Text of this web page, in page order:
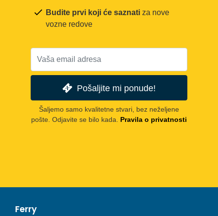
Budite prvi koji će saznati za nove
vozne redove
Pošaljite mi ponude!
Šaljemo samo kvalitetne stvari, bez neželjene
pošte. Odjavite se bilo kada.
Pravila o privatnosti
Ferry